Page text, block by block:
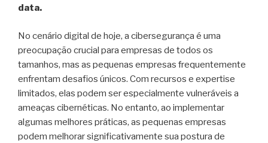
data.
No cenário digital de hoje, a cibersegurança é uma
preocupação crucial para empresas de todos os
tamanhos, mas as pequenas empresas frequentemente
enfrentam desafios únicos. Com recursos e expertise
limitados, elas podem ser especialmente vulneráveis a
ameaças cibernéticas. No entanto, ao implementar
algumas melhores práticas, as pequenas empresas
podem melhorar significativamente sua postura de